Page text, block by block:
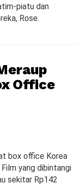
piatu dan
Rose.
Office
box office Korea
yang dibintangi
sekitar Rp142